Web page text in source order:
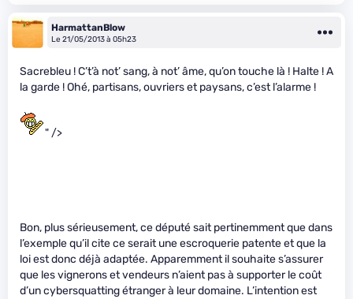
HarmattanBlow
Le 21/05/2013 à 05h23
Sacrebleu ! C’t’à not’ sang, à not’ âme, qu’on touche là ! Halte ! A
la garde ! Ohé, partisans, ouvriers et paysans, c’est l’alarme !
" />
Bon, plus sérieusement, ce député sait pertinemment que dans
l’exemple qu’il cite ce serait une escroquerie patente et que la
loi est donc déjà adaptée. Apparemment il souhaite s’assurer
que les vignerons et vendeurs n’aient pas à supporter le coût
d’un cybersquatting étranger à leur domaine. L’intention est